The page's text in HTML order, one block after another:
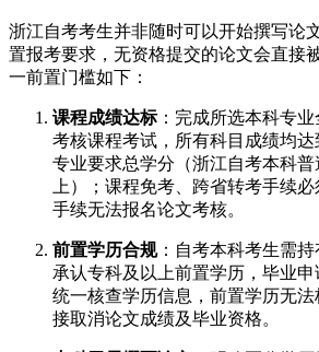
浙江自考考生并非随时可以开始撰写论
置报考要求，无资格提交的论文会直接
一前置门槛如下：
课程成绩达标：完成所选本科专
考核课程考试，所有科目成绩均
专业要求总学分（浙江自考本科普
上）；课程免考、跨省转考手续
手续无法报名论文考核。
前置学历合规：自考本科考生需
承认专科及以上前置学历，毕业
统一核查学历信息，前置学历无
接取消论文成绩及毕业资格。